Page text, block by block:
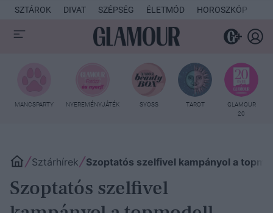
SZTÁROK DIVAT SZÉPSÉG ÉLETMÓD HOROSZKÓP
MANCSPARTY NYEREMÉNYJÁTÉK SYOSS TAROT
GLAMOUR
20
Sztárhírek Szoptatós szelfivel kampányol a
Szoptatós szelfivel